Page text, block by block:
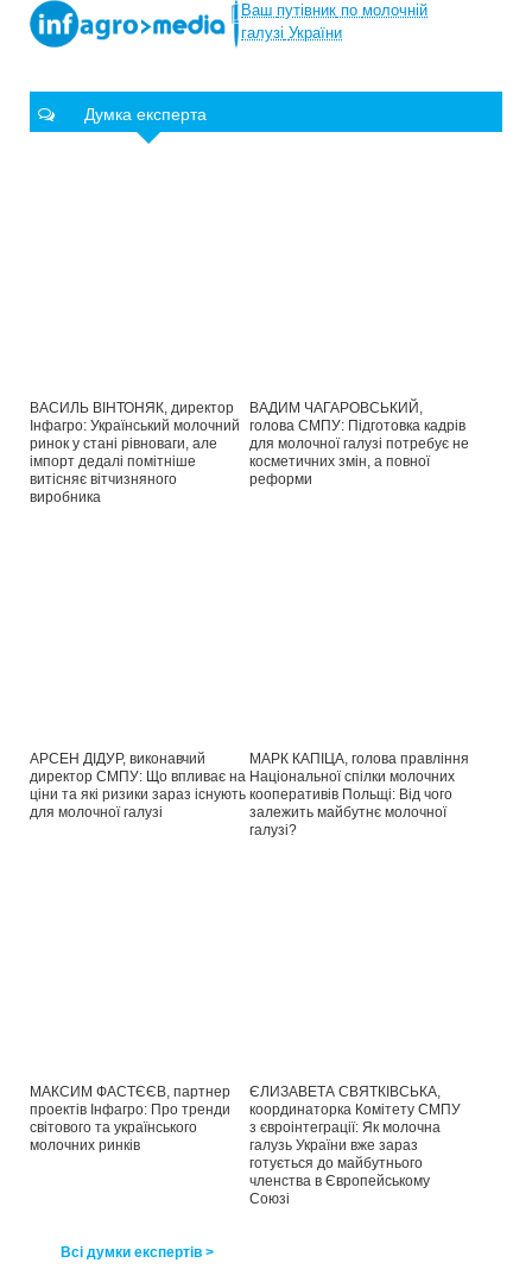
Ваш путівник по молочній
галузі України
Думка експерта
ВАСИЛЬ ВІНТОНЯК, директор
Інфагро: Український молочний
ринок у стані рівноваги, але
імпорт дедалі помітніше
витісняє вітчизняного
виробника
ВАДИМ ЧАГАРОВСЬКИЙ,
голова СМПУ: Підготовка кадрів
для молочної галузі потребує не
косметичних змін, а повної
реформи
АРСЕН ДІДУР, виконавчий
директор СМПУ: Що впливає на
ціни та які ризики зараз існують
для молочної галузі
МАРК КАПІЦА, голова правління
Національної спілки молочних
кооперативів Польщі: Від чого
залежить майбутнє молочної
галузі?
МАКСИМ ФАСТЄЄВ, партнер
проектів Інфагро: Про тренди
світового та українського
молочних ринків
ЄЛИЗАВЕТА СВЯТКІВСЬКА,
координаторка Комітету СМПУ
з євроінтеграції: Як молочна
галузь України вже зараз
готується до майбутнього
членства в Європейському
Союзі
Всі думки експертів >